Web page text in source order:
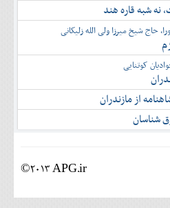
نه شبه قاره هند
حاج شیخ میرزا ولی الله زلیکانی
کوتنایی
از مازندران
شناسان
©2013 APG.ir